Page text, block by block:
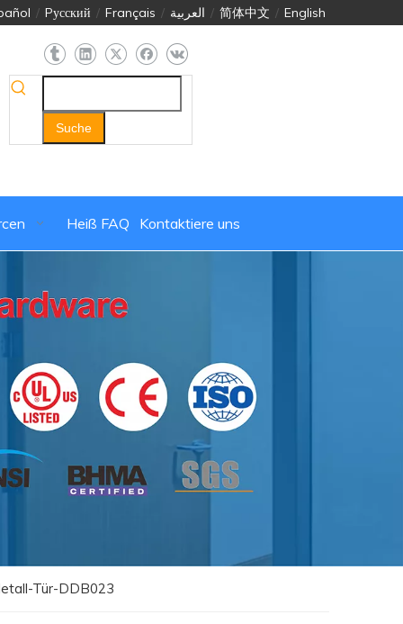
/ Pусский / Français / العربية / 简体中文 / English
Suche
Heiß FAQ Kontaktiere uns
Tür-DDB023